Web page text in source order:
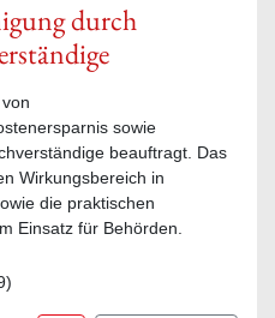
durch
sowie
beauftragt. Das
Wirkungsbereich in
die praktischen
Einsatz für Behörden.
)